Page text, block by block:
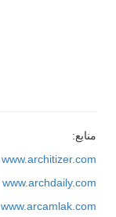
منابع:
www.architizer.com
www.archdaily.com
www.arcamlak.com